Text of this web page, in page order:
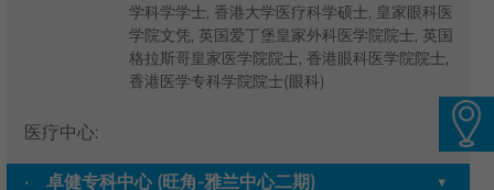
学科学学士, 香港大学医疗科学硕士, 皇家眼科医
学院文凭, 英国爱丁堡皇家外科医学院院士, 英国
格拉斯哥皇家医学院院士, 香港眼科医学院院士,
香港医学专科学院院士(眼科)
医疗中心:
卓健专科中心 (旺角-雅兰中心二期) ▼